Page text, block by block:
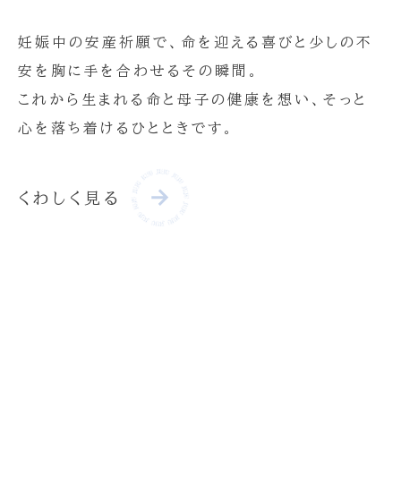
妊娠中の安産祈願で、命を迎える喜びと少しの不
安を胸に手を合わせるその瞬間。
これから生まれる命と母子の健康を想い、そっと
心を落ち着けるひとときです。
くわしく見る